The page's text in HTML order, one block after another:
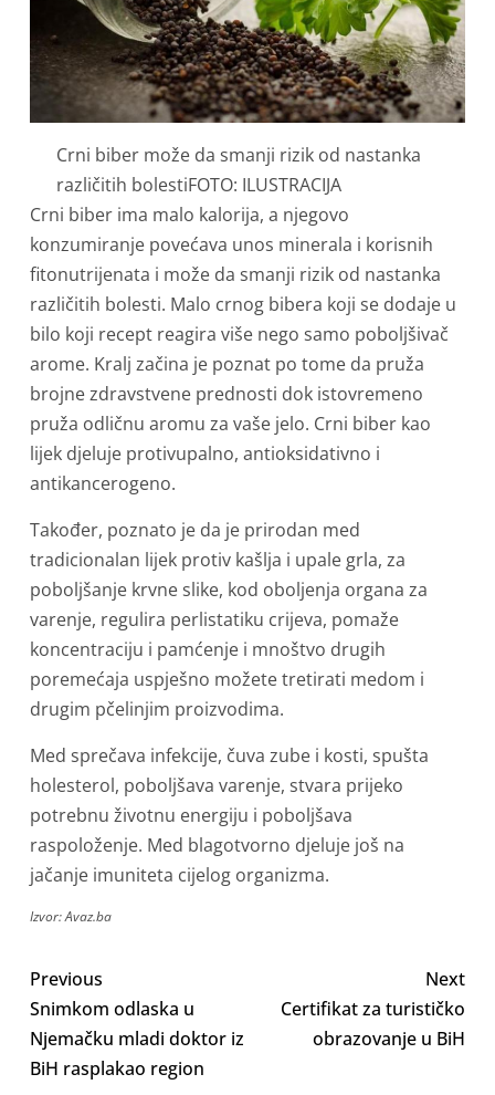
Crni biber može da smanji rizik od nastanka
različitih bolestiFOTO: ILUSTRACIJA
Crni biber ima malo kalorija, a njegovo
konzumiranje povećava unos minerala i korisnih
fitonutrijenata i može da smanji rizik od nastanka
različitih bolesti. Malo crnog bibera koji se dodaje u
bilo koji recept reagira više nego samo poboljšivač
arome. Kralj začina je poznat po tome da pruža
brojne zdravstvene prednosti dok istovremeno
pruža odličnu aromu za vaše jelo. Crni biber kao
lijek djeluje protivupalno, antioksidativno i
antikancerogeno.
Također, poznato je da je prirodan med
tradicionalan lijek protiv kašlja i upale grla, za
poboljšanje krvne slike, kod oboljenja organa za
varenje, regulira perlistatiku crijeva, pomaže
koncentraciju i pamćenje i mnoštvo drugih
poremećaja uspješno možete tretirati medom i
drugim pčelinjim proizvodima.
Med sprečava infekcije, čuva zube i kosti, spušta
holesterol, poboljšava varenje, stvara prijeko
potrebnu životnu energiju i poboljšava
raspoloženje. Med blagotvorno djeluje još na
jačanje imuniteta cijelog organizma.
Izvor: Avaz.ba
Previous
Snimkom odlaska u
Njemačku mladi doktor iz
BiH rasplakao region
Next
Certifikat za turističko
obrazovanje u BiH